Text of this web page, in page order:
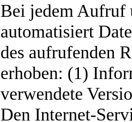
Bei jedem Aufruf
automatisiert
des aufrufenden
erhoben: (1)
verwendete
Den Internet-